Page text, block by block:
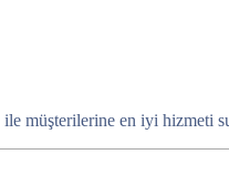
müşterilerine en iyi hizmeti